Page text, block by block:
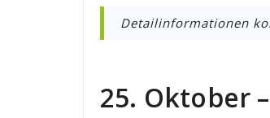
Detailinformationen
25. Oktober